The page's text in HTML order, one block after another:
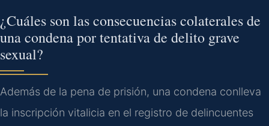
¿Cuáles son las consecuencias colaterales de
una condena por tentativa de delito grave
sexual?
Además de la pena de prisión, una condena conlleva
la inscripción vitalicia en el registro de delincuentes